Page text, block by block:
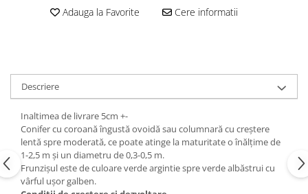
Adauga la Favorite Cere informatii
Descriere
Inaltimea de livrare 5cm +-
Conifer cu coroană îngustă ovoidă sau columnară cu creștere
lentă spre moderată, ce poate atinge la maturitate o înălțime de
1-2,5 m și un diametru de 0,3-0,5 m.
Frunzișul este de culoare verde argintie spre verde albăstrui cu
vârful ușor galben.